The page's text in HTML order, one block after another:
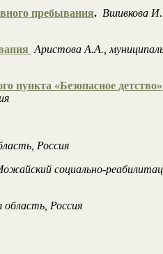
пребывания. Вшивкова
Аристова А.А.,
пункта «Безопасное
Россия
социально-
Россия